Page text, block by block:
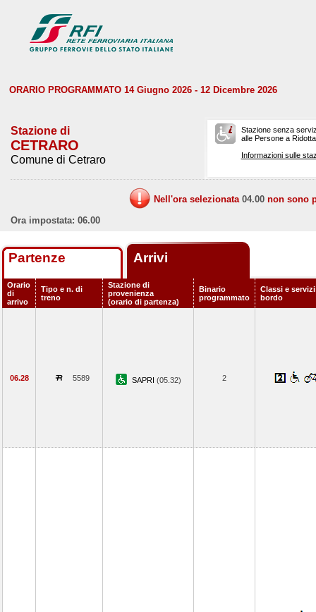
ORARIO PROGRAMMATO 14 Giugno 2026 - 12 Dicembre 2026
Stazione di
CETRARO
Comune di Cetraro
Stazione senza
alle Persone a
Informazioni sulle
Nell'ora selezionata 04.00 non sono
Ora impostata: 06.00
Partenze Arrivi
Orario
di
arrivo
Tipo e n. di
treno
Stazione di
provenienza
(orario di partenza)
Binario
programmato
Classi e servizi
bordo
06.28 5589 SAPRI (05.32) 2